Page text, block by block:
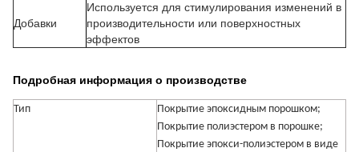
Добавки
Используется для стимулирования изменений в
производительности или поверхностных
эффектов
Подробная информация о производстве
Тип
Покрытие эпоксидным порошком;
Покрытие полиэстером в порошке;
Покрытие эпокси-полиэстером в виде